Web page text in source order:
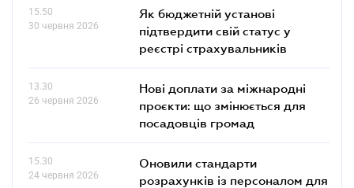
15.50
30 червня 2026
Як бюджетній установі
підтвердити свій статус у
реєстрі страхувальників
13.30
26 червня 2026
Нові доплати за міжнародні
проєкти: що змінюється для
посадовців громад
15.30
24 червня 2026
Оновили стандарти
розрахунків із персоналом для